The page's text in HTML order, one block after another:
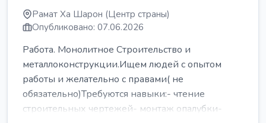
Рамат Ха Шарон (Центр страны)
Опубликовано: 07.06.2026
Работа. Монолитное Строительство и
металлоконструкции.Ищем людей с опытом
работы и желательно с правами( не
обязательно)Требуются навыки:- чтение
строительных чертежей- монтаж опалубки-